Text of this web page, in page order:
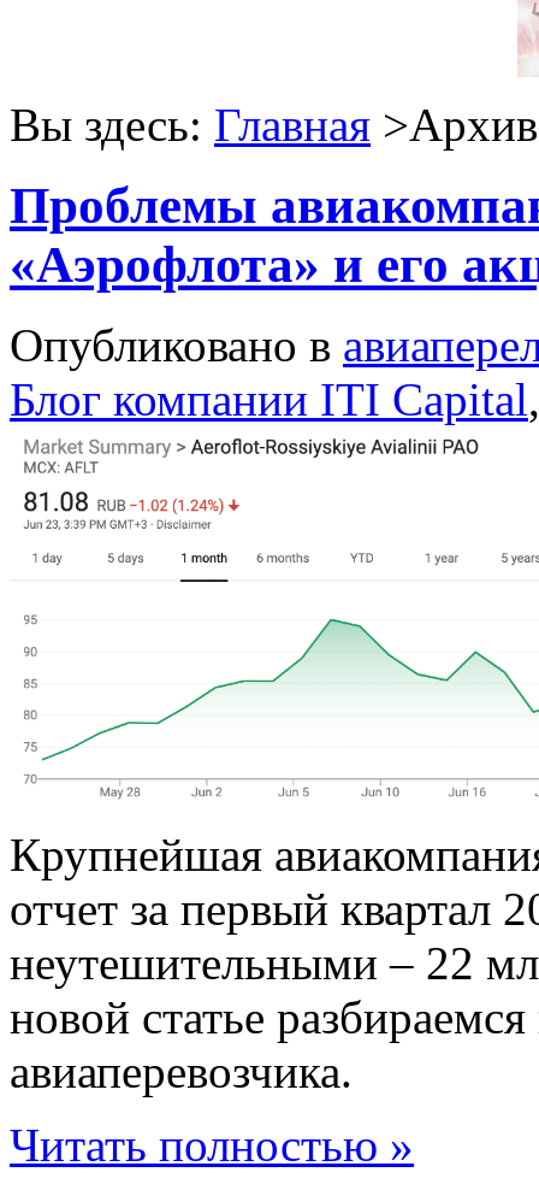
Вы здесь: Главная >Архив
Проблемы
«Аэрофлота» и его
Опубликовано в
Блог компании ITI Capital
Крупнейшая
отчет за первый квартал
неутешительными – 22
новой статье
авиаперевозчика.
Читать полностью »